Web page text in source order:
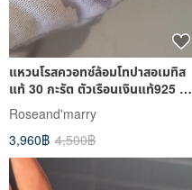
แหวนโรสควอทซ์ล้อมโทปาสอเมทิส
แท้ 30 กะรัต ตัวเรือนเงินแท้925 ชุบ
พิงค์โกวล ไซส 58
Roseand'marry
3,960฿ 4,500฿